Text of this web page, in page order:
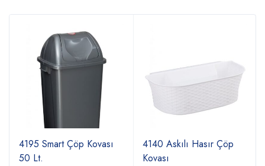
4195 Smart Çöp Kovası
50 Lt.
4140 Askılı Hasır Çöp
Kovası